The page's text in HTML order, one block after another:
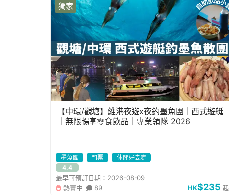
【中環/觀塘】維港夜遊x夜釣墨魚團｜西式遊艇
｜無限暢享零食飲品｜專業領隊 2026
墨魚團 門票
休閒好去處
4.4
最早可預訂日期：2026-08-09
熱賣中
89 HK$235 起
獨家